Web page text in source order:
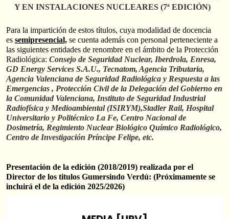
Y EN INSTALACIONES NUCLEARES (7ª EDICIÓN)
Para la impartición de estos títulos, cuya modalidad de docencia
es semipresencial, se cuenta además con personal perteneciente a
las siguientes entidades de renombre en el ámbito de la Protección
Radiológica: Consejo de Seguridad Nuclear, Iberdrola, Enresa,
GD Energy Services S.A.U., Tecnatom, Agencia Tributaria,
Agencia Valenciana de Seguridad Radiológica y Respuesta a las
Emergencias , Protección Civil de la Delegación del Gobierno en
la Comunidad Valenciana, Instituto de Seguridad Industrial
Radiofísica y Medioambiental (ISIRYM),Stadler Rail, Hospital
Universitario y Politécnico La Fe, Centro Nacional de
Dosimetría, Regimiento Nuclear Biológico Químico Radiológico,
Centro de Investigación Príncipe Felipe, etc.
Presentación de la edición (2018/2019) realizada por el
Director de los titulos Gumersindo Verdú: (Próximamente se
incluirá el de la edición 2025/2026)